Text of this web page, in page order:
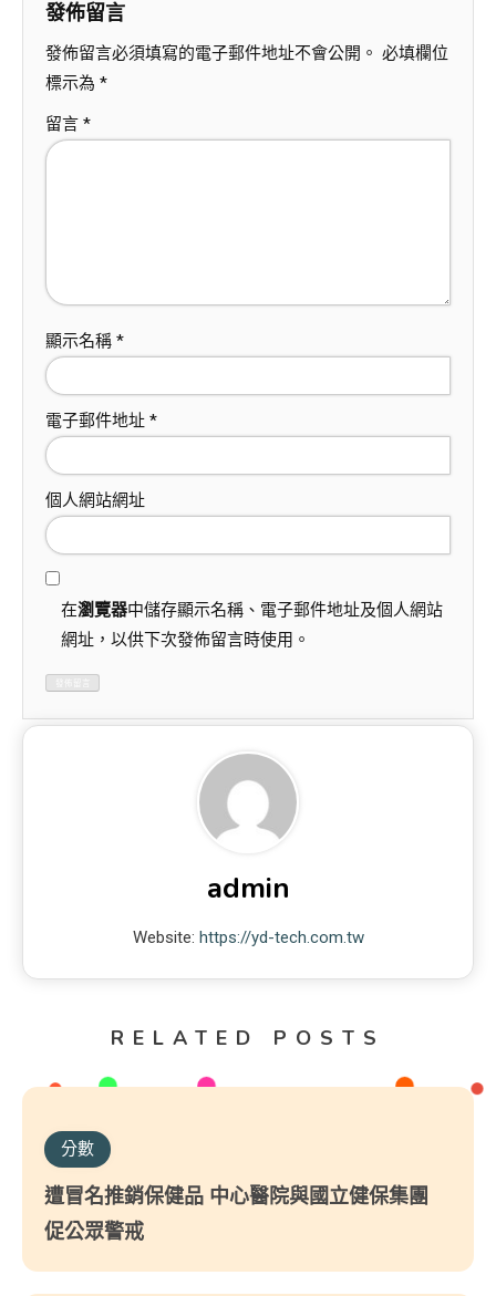
發佈留言
發佈留言必須填寫的電子郵件地址不會公開。 必填欄位
標示為 *
留言 *
顯示名稱 *
電子郵件地址 *
個人網站網址
在瀏覽器中儲存顯示名稱、電子郵件地址及個人網站
網址，以供下次發佈留言時使用。
admin
Website: https://yd-tech.com.tw
RELATED POSTS
分數
遭冒名推銷保健品 中心醫院與國立健保集團
促公眾警戒